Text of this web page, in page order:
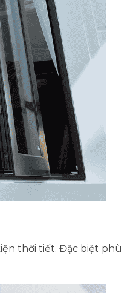
thời tiết. Đặc biệt